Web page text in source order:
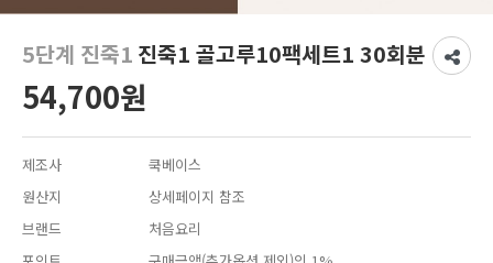
5단계 진죽1 진죽1 골고루10팩세트1 30회분
54,700원
제조사
쿡베이스
원산지
상세페이지 참조
브랜드
처음요리